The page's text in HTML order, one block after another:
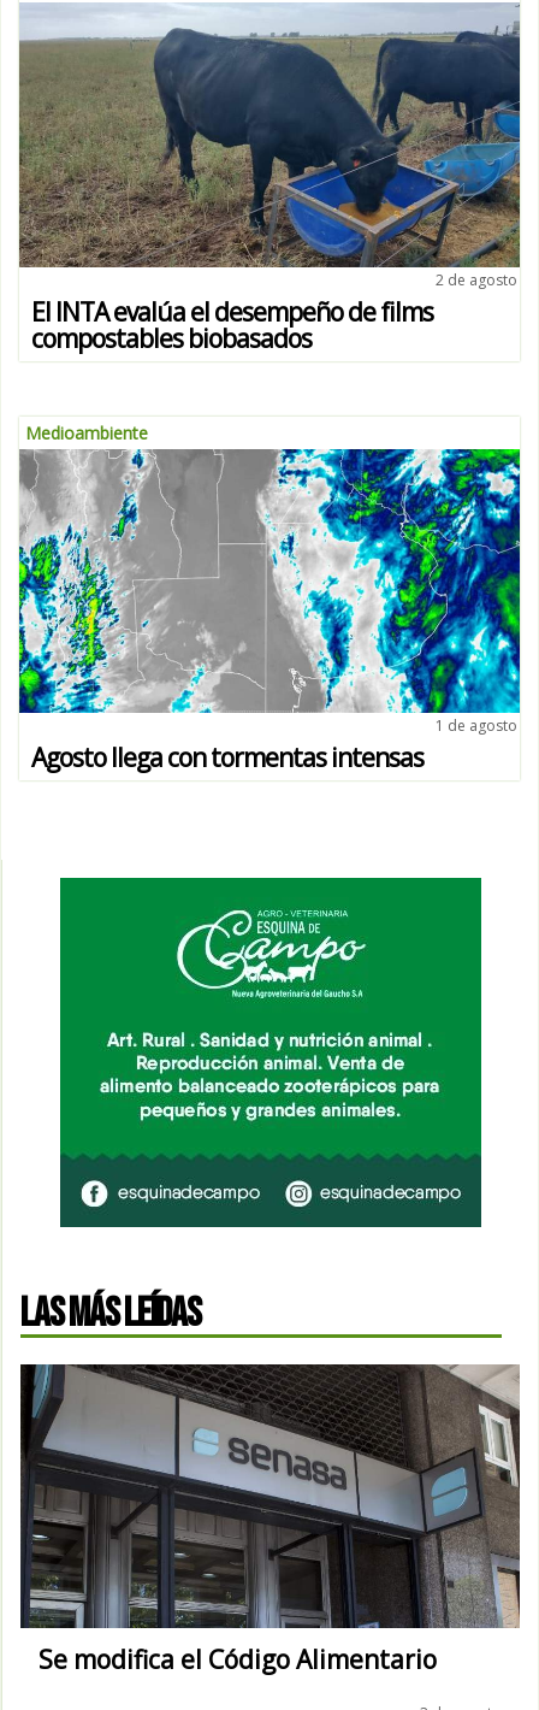
2 de agosto
El INTA evalúa el desempeño de films
compostables biobasados
Medioambiente
1 de agosto
Agosto llega con tormentas intensas
LAS MÁS LEÍDAS
Se modifica el Código Alimentario